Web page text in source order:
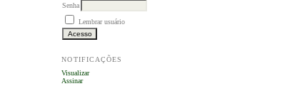
Senha
Lembrar usuário
NOTIFICAÇÕES
Visualizar
Assinar